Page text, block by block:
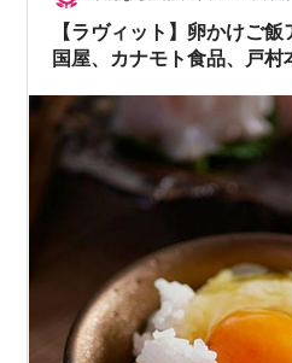
【ラヴィット】卵かけご
国屋、カナモト食品、戸村